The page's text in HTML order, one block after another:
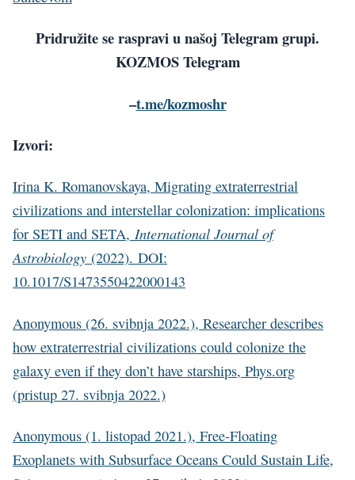
Pridružite se raspravi u našoj Telegram grupi.
KOZMOS Telegram
–t.me/kozmoshr
Izvori:
Irina K. Romanovskaya, Migrating extraterrestrial
civilizations and interstellar colonization: implications
for SETI and SETA, International Journal of
Astrobiology (2022). DOI:
10.1017/S1473550422000143
Anonymous (26. svibnja 2022.), Researcher describes
how extraterrestrial civilizations could colonize the
galaxy even if they don’t have starships, Phys.org
(pristup 27. svibnja 2022.)
Anonymous (1. listopad 2021.), Free-Floating
Exoplanets with Subsurface Oceans Could Sustain Life,